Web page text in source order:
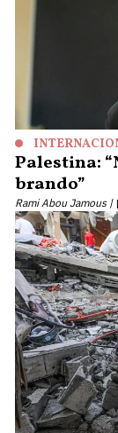
Palestina:
brando”
Rami Abou Jamous |